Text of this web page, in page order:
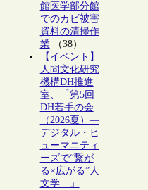
館医学部分館
でのカビ被害
資料の清掃作
業（38）
【イベント】
人間文化研究
機構DH推進
室、「第5回
DH若手の会
（2026夏）―
デジタル・ヒ
ューマニティ
ーズで“繋が
る×広がる”人
文学―」